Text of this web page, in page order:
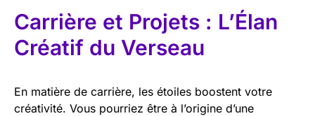
Carrière et Projets : L’Élan
Créatif du Verseau
En matière de carrière, les étoiles boostent votre
créativité. Vous pourriez être à l’origine d’une